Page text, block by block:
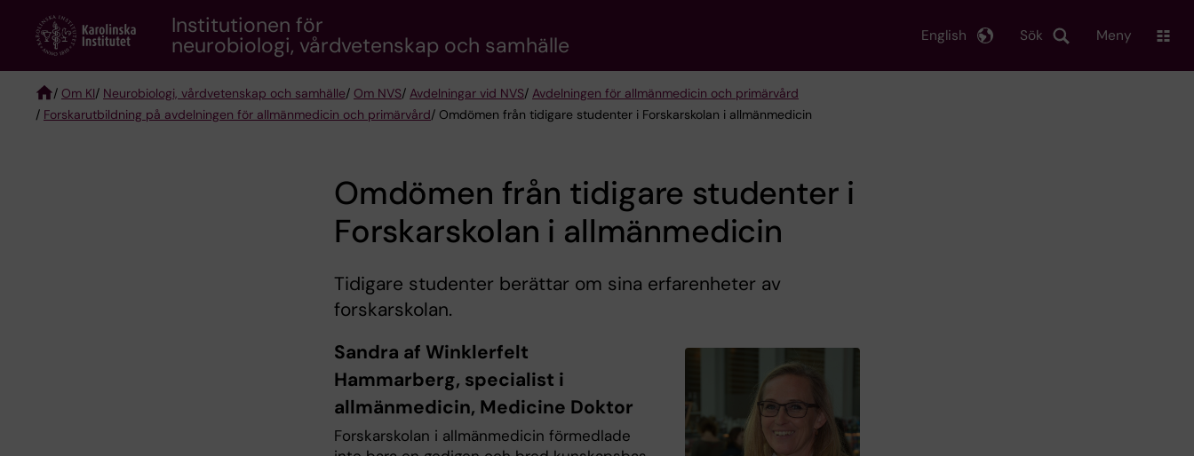
content
Institutionen för
neurobiologi, vårdvetenskap och samhälle Sök
English Meny
Breadcrumb
/ Om KI/ Neurobiologi, vårdvetenskap och samhälle/ Om NVS/ Avdelningar vid NVS/ Avdelningen för allmänmedicin och primärvård
/ Forskarutbildning på avdelningen för allmänmedicin och primärvård/ Omdömen från tidigare studenter i Forskarskolan i allmänmedicin
Omdömen från tidigare studenter i
Forskarskolan i allmänmedicin
Tidigare studenter berättar om sina erfarenheter av
forskarskolan.
Sandra af Winklerfelt
Hammarberg, specialist i
allmänmedicin, Medicine Doktor
Forskarskolan i allmänmedicin förmedlade